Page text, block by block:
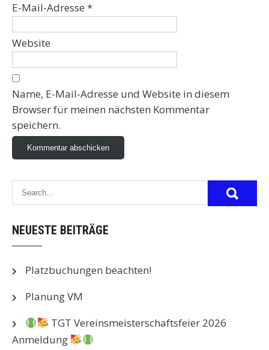
E-Mail-Adresse *
Website
Name, E-Mail-Adresse und Website in diesem
Browser für meinen nächsten Kommentar
speichern.
NEUESTE BEITRÄGE
Platzbuchungen beachten!
Planung VM
TGT Vereinsmeisterschaftsfeier 2026
Anmeldung